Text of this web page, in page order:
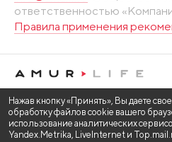
ответственностью
Правила применения
Нажав кнопку «Принять», Вы даете свое
обработку файлов cookie вашего
использование аналитических
Yandex.Metrika, LiveInternet и